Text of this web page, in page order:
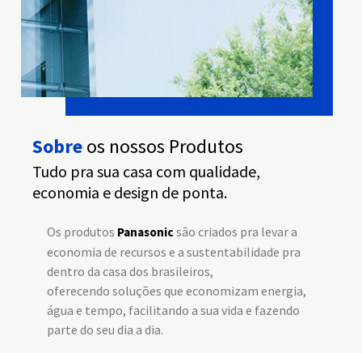
Sobreos nossos Produtos
Tudo pra sua casa com qualidade,
economia e design de ponta.
Os produtos Panasonic são criados pra levar a
economia de recursos e a sustentabilidade pra
dentro da casa dos brasileiros,
oferecendo soluções que economizam energia,
água e tempo, facilitando a sua vida e fazendo
parte do seu dia a dia.